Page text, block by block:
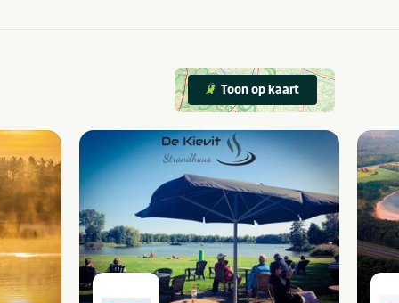
Toon op kaart